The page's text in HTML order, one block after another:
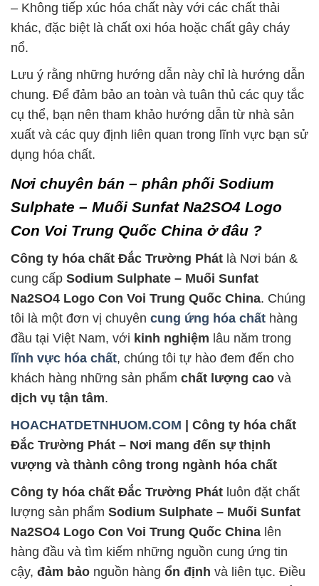
– Không tiếp xúc hóa chất này với các chất thải
khác, đặc biệt là chất oxi hóa hoặc chất gây cháy
nổ.
Lưu ý rằng những hướng dẫn này chỉ là hướng dẫn
chung. Để đảm bảo an toàn và tuân thủ các quy tắc
cụ thể, bạn nên tham khảo hướng dẫn từ nhà sản
xuất và các quy định liên quan trong lĩnh vực bạn sử
dụng hóa chất.
Nơi chuyên bán – phân phối Sodium
Sulphate – Muối Sunfat Na2SO4 Logo
Con Voi Trung Quốc China ở đâu ?
Công ty hóa chất Đắc Trường Phát là Nơi bán &
cung cấp Sodium Sulphate – Muối Sunfat
Na2SO4 Logo Con Voi Trung Quốc China. Chúng
tôi là một đơn vị chuyên cung ứng hóa chất hàng
đầu tại Việt Nam, với kinh nghiệm lâu năm trong
lĩnh vực hóa chất, chúng tôi tự hào đem đến cho
khách hàng những sản phẩm chất lượng cao và
dịch vụ tận tâm.
HOACHATDETNHUOM.COM | Công ty hóa chất
Đắc Trường Phát – Nơi mang đến sự thịnh
vượng và thành công trong ngành hóa chất
Công ty hóa chất Đắc Trường Phát luôn đặt chất
lượng sản phẩm Sodium Sulphate – Muối Sunfat
Na2SO4 Logo Con Voi Trung Quốc China lên
hàng đầu và tìm kiếm những nguồn cung ứng tin
cậy, đảm bảo nguồn hàng ổn định và liên tục. Điều